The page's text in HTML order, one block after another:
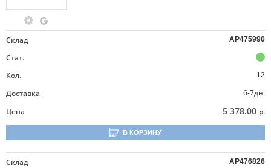
Склад AP475990
Стат.
Кол.
12
Доставка
6-7дн.
Цена
5 378.00 р.
В КОРЗИНУ
Склад AP476826